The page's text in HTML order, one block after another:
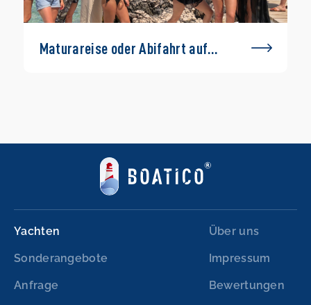
Maturareise oder Abifahrt auf
Yachten
Sonderangebote
Anfrage
Über uns
Impressum
Bewertungen